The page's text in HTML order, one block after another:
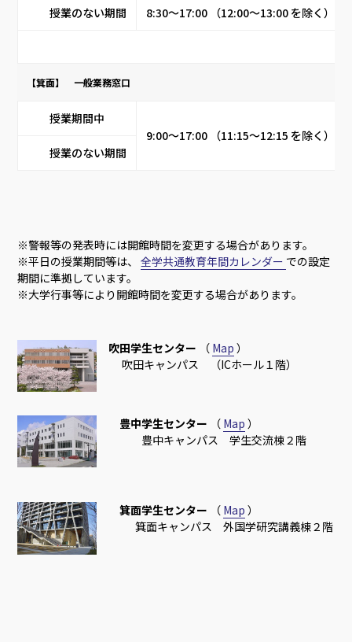
授業のない期間 8:30～17:00 （12:00～13:00 を除く）
【箕面】 一般業務窓口
授業期間中
9:00～17:00 （11:15～12:15 を除く）
授業のない期間
※警報等の発表時には開館時間を変更する場合があります。
※平日の授業期間等は、全学共通教育年間カレンダー での設定
期間に準拠しています。
※大学行事等により開館時間を変更する場合があります。
吹田学生センター （ Map ）
吹田キャンパス （ICホール１階）
豊中学生センター （ Map ）
豊中キャンパス 学生交流棟２階
箕面学生センター （ Map ）
箕面キャンパス 外国学研究講義棟２階